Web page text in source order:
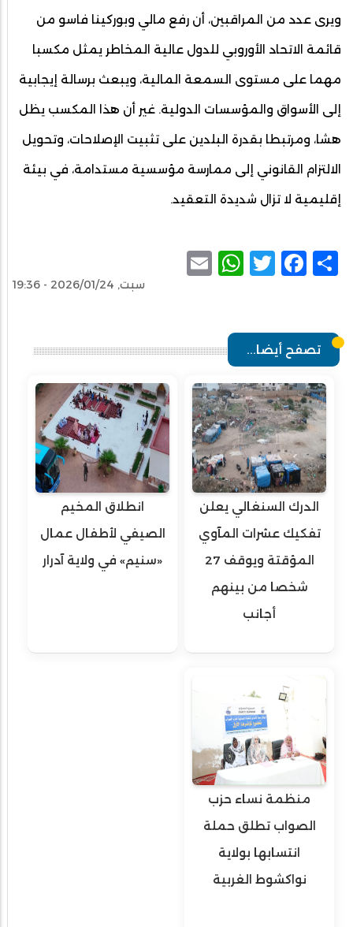
ويرى عدد من المراقبين، أن رفع مالي وبوركينا فاسو من
قائمة الاتحاد الأوروبي للدول عالية المخاطر يمثل مكسبا
مهما على مستوى السمعة المالية، ويبعث برسالة إيجابية
إلى الأسواق والمؤسسات الدولية. غير أن هذا المكسب يظل
هشا، ومرتبطا بقدرة البلدين على تثبيت الإصلاحات، وتحويل
الالتزام القانوني إلى ممارسة مؤسسية مستدامة، في بيئة
إقليمية لا تزال شديدة التعقيد.
Share
Facebook
Twitter
WhatsApp
سبت, 2026/01/24 - 19:36
تصفح أيضا...
الدرك السنغالي يعلن
تفكيك عشرات المآوي
المؤقتة ويوقف 27
شخصا من بينهم
أجانب
انطلاق المخيم
الصيفي لأطفال عمال
«سنيم» في ولاية آدرار
منظمة نساء حزب
الصواب تطلق حملة
انتسابها بولاية
نواكشوط الغربية